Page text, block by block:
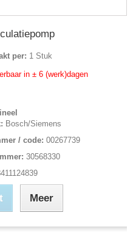
per: 1 Stuk
in ± 6 (werk)dagen
Bosch/Siemens
/ code: 00267739
30568330
Meer